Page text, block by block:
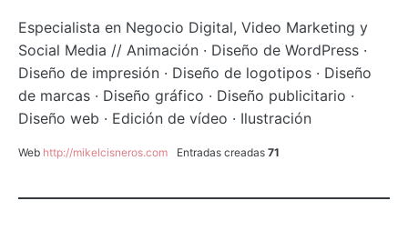
Especialista en Negocio Digital, Video Marketing y
Social Media // Animación · Diseño de WordPress ·
Diseño de impresión · Diseño de logotipos · Diseño
de marcas · Diseño gráfico · Diseño publicitario ·
Diseño web · Edición de vídeo · Ilustración
Web http://mikelcisneros.com Entradas creadas 71